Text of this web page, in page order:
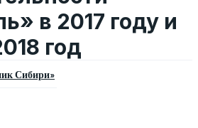
в 2017 году и
год
Сибири»